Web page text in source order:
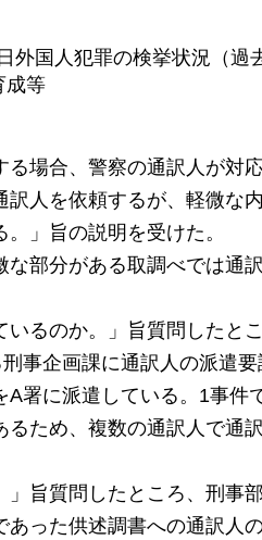
外国人犯罪の検挙状況（過
成等
場合、警察の通訳人が対
人を依頼するが、軽微な
」旨の説明を受けた。
部分がある取調べでは通
るのか。」旨質問したと
事企画課に通訳人の派遣
署に派遣している。1事件
ため、複数の通訳人で通
旨質問したところ、刑事
った供述調書への通訳人